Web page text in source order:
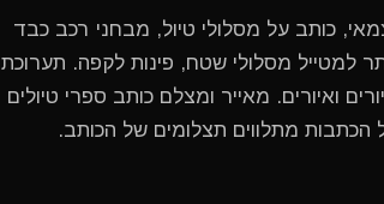
כותב על מסלולי טיול, מבחני רכב כבד
למטייל מסלולי שטח, פינות לקפה. תערוכת
ואיורים. מאייר ומצלם כותב ספרי טיולים
הכתבות מתלווים תצלומים של הכותב.